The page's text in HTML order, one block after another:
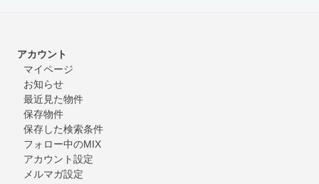
アカウント
マイページ
お知らせ
最近見た物件
保存物件
保存した検索条件
フォロー中のMIX
アカウント設定
メルマガ設定